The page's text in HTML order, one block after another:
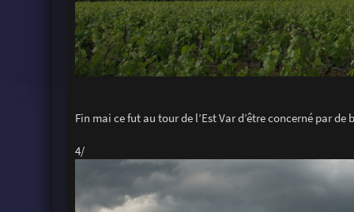
Fin mai ce fut au tour de l’Est Var d’être concerné par
4/